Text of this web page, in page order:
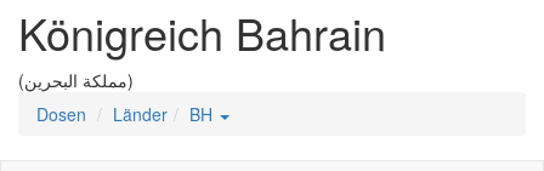
Königreich Bahrain
(مملكة البحرين)
Dosen
Länder BH